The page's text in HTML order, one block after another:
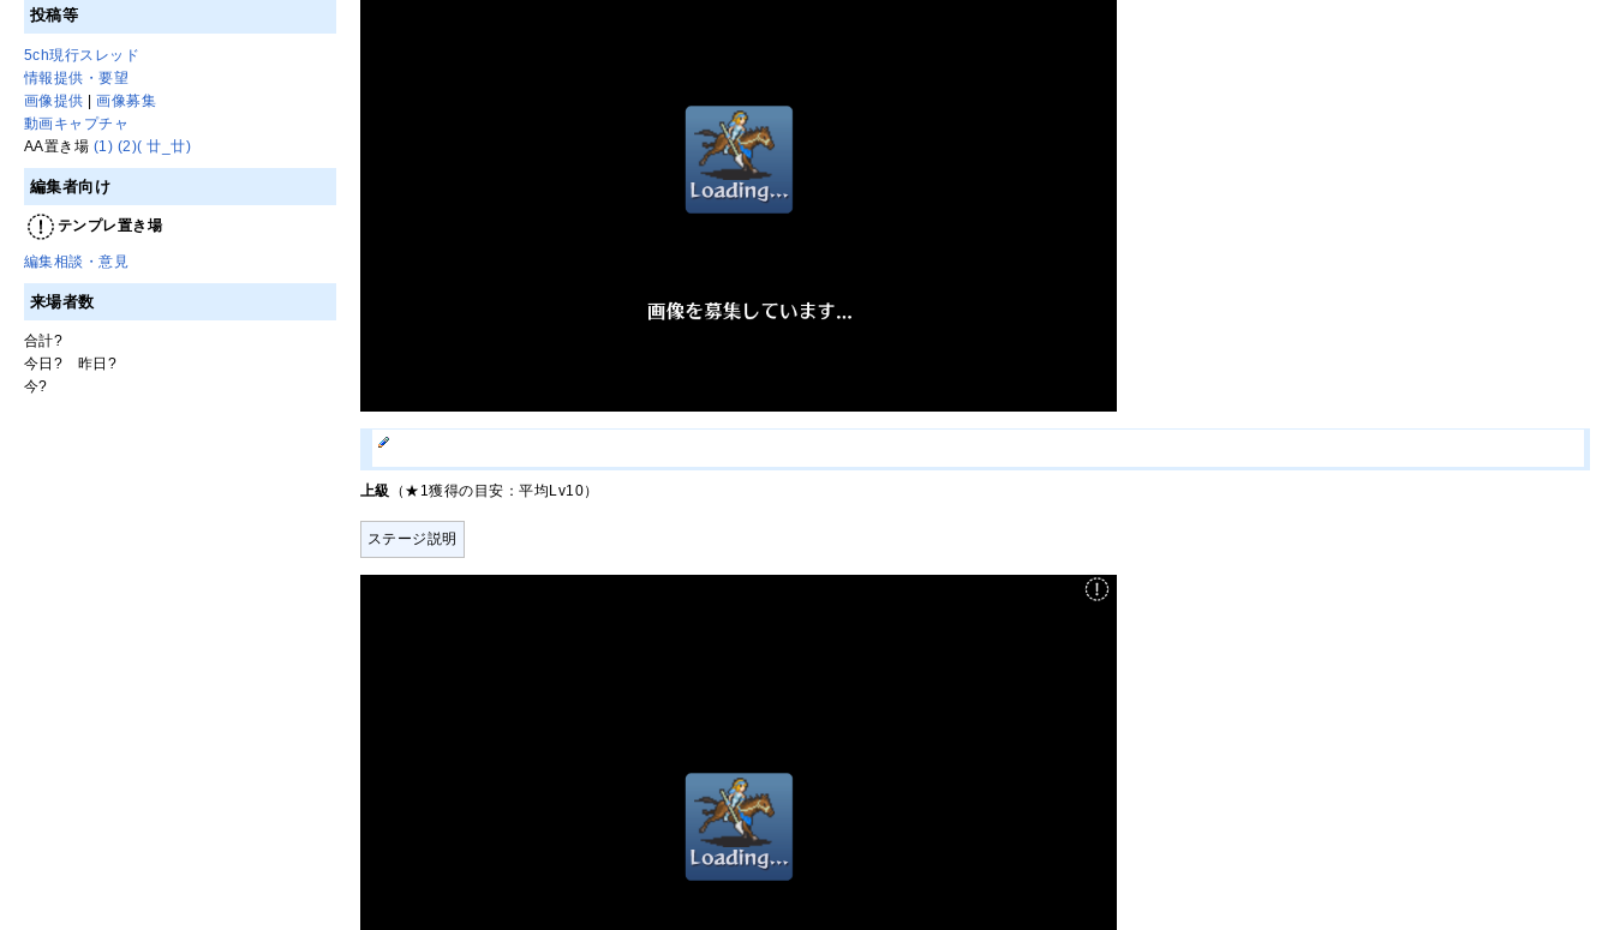
上級 （★1獲得の目安：平均Lv10）
ステージ説明
投稿等
5ch現行スレッド
情報提供・要望
画像提供 |画像募集
動画キャプチャ
AA置き場 (1) (2)( 廿_廿)
編集者向け
テンプレ置き場
編集相談・意見
来場者数
合計?
今日 ? 昨日 ?
今?